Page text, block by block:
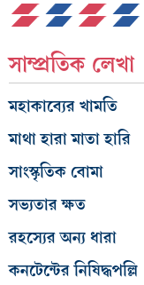
সাম্প্রতিক লেখা
মহাকাব্যের খামতি
মাথা হারা মাতা হারি
সাংস্কৃতিক বোমা
সভ্যতার ক্ষত
রহস্যের অন্য ধারা
কনটেন্টের নিষিদ্ধপল্লি